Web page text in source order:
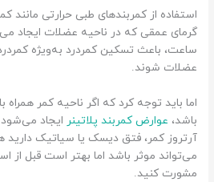
استفاده از کمربندهای طبی حرارتی مانند
ساعت، باعث تسکین کمردرد به‌ویژه
عضلات شوند.
اما باید توجه کرد که اگر ناحیه کمر
باشد، عوارض کمربند پلاتینر ایجاد
آرتروز کمر، فتق دیسک یا سیاتیک دارید
می‌تواند موثر باشد اما بهتر است قبل از
مشورت کنید.